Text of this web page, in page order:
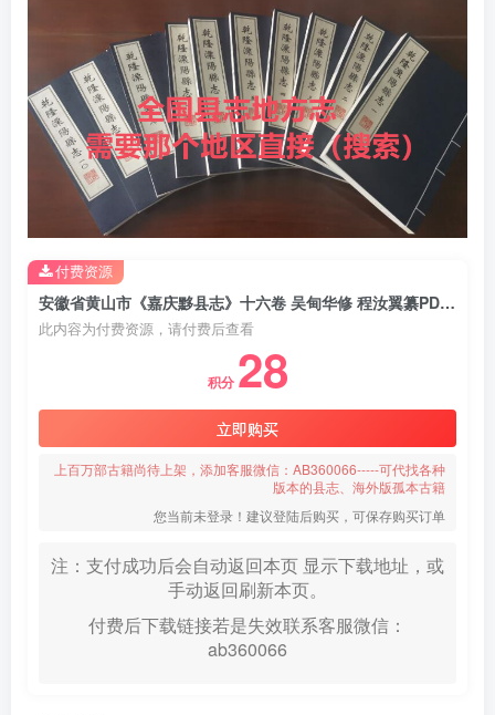
安徽省黄山市《嘉庆黟县志》十六卷 吴甸华修 程汝翼纂PDF电子版地方志下载
此内容为付费资源，请付费后查看
积分 28
立即购买
上百万部古籍尚待上架，添加客服微信：AB360066-----可代找各种
版本的县志、海外版孤本古籍
您当前未登录！建议登陆后购买，可保存购买订单
注：支付成功后会自动返回本页 显示下载地址，或
手动返回刷新本页。
付费后下载链接若是失效联系客服微信：
ab360066
付费资源